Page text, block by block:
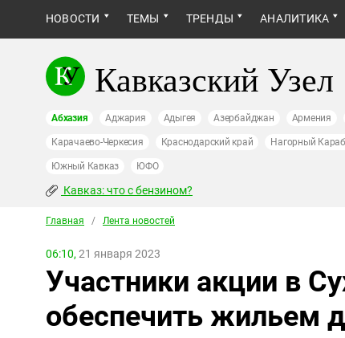
НОВОСТИ ТЕМЫ ТРЕНДЫ АНАЛИТИКА
Кавказский Узел
Абхазия Аджария Адыгея Азербайджан Армения
Карачаево-Черкесия Краснодарский край Нагорный
Южный Кавказ ЮФО
Кавказ: что с бензином?
Главная / Лента новостей
06:10, 21 января 2023
Участники акции в
обеспечить жильем